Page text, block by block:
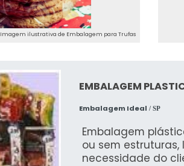
segurança, conte
Imagem ilustrativa de Embalagem para Trufas
EMBALAGEM
Embalagem Ideal / SP
Embalagem
ou sem estruturas,
necessidade do